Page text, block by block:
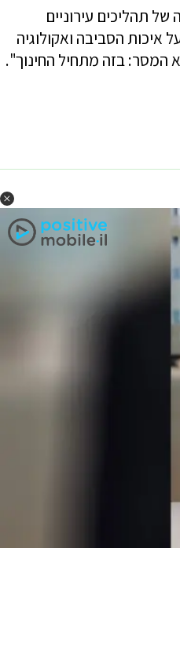
תהליכים עירוניים
איכות הסביבה ואקולוגיה
המסר: בזה מתחיל החינוך".